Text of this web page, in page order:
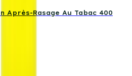
Après-Rasage Au Tabac 400